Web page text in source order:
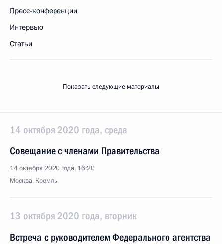
Пресс-конференции
Интервью
Статьи
Показать следующие материалы
14 октября 2020 года, среда
Совещание с членами Правительства
14 октября 2020 года, 16:20
Москва, Кремль
13 октября 2020 года, вторник
Встреча с руководителем Федерального агентства